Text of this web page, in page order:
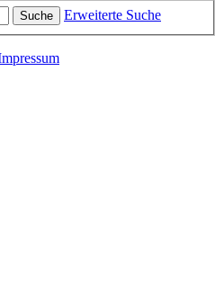
Suche Erweiterte Suche